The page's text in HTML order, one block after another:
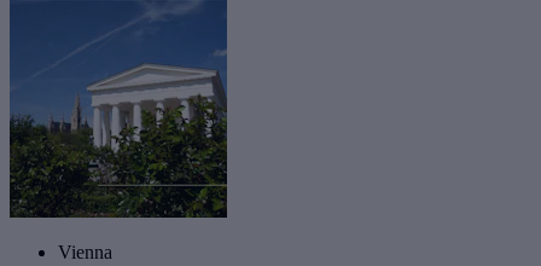
Vienna